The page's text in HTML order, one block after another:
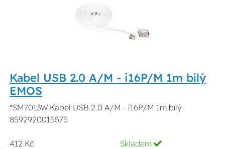
Kabel USB 2.0 A/M - i16P/M 1m bílý
EMOS
*SM7013W Kabel USB 2.0 A/M - i16P/M 1m bílý
8592920015575
412 Kč
Skladem